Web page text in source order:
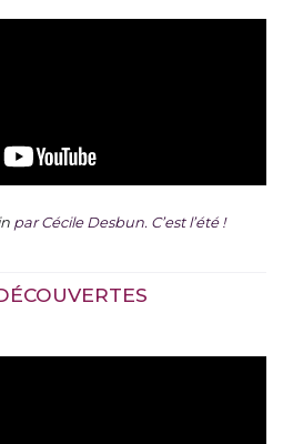
par Cécile Desbun. C’est l’été !